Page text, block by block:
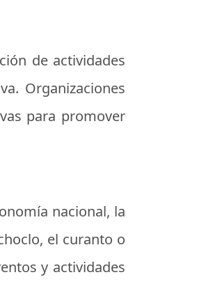
de actividades
Organizaciones
para promover
nacional, la
, el curanto o
y actividades